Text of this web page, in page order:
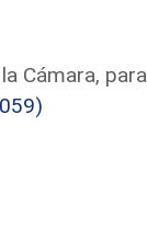
Cámara, para